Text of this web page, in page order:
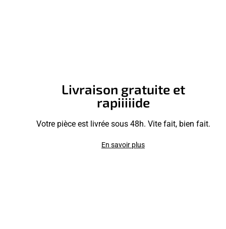
Livraison gratuite et
rapiiiiide
Votre pièce est livrée sous 48h. Vite fait, bien fait.
En savoir plus